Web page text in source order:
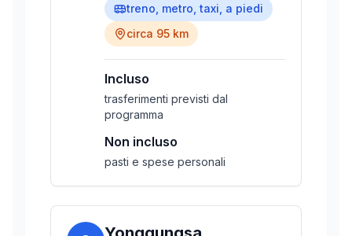
treno, metro, taxi, a piedi
circa 95 km
Incluso
trasferimenti previsti dal
programma
Non incluso
pasti e spese personali